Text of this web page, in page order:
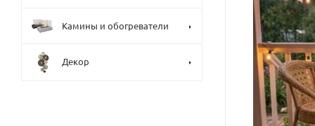
Камины и обогреватели
Декор